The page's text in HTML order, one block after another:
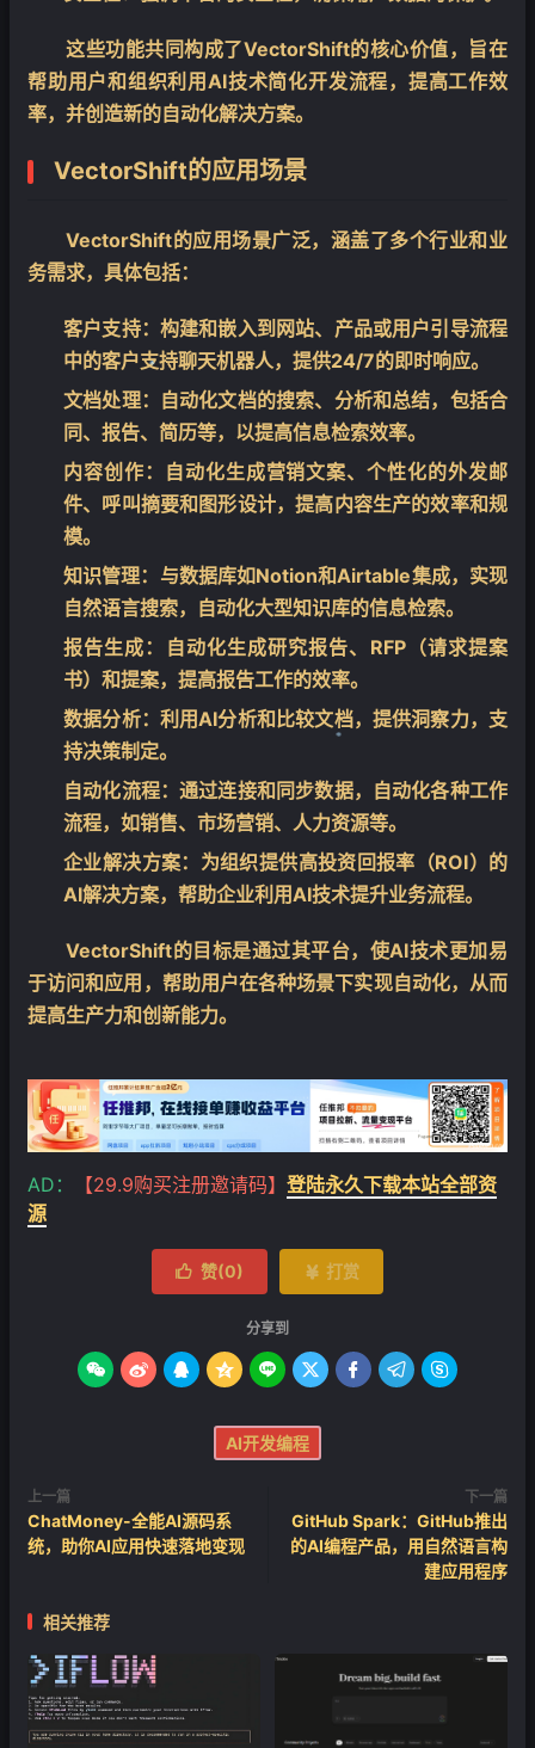
这些功能共同构成了VectorShift的核心价值，旨在
帮助用户和组织利用AI技术简化开发流程，提高工作效
率，并创造新的自动化解决方案。
VectorShift的应用场景
VectorShift的应用场景广泛，涵盖了多个行业和业
务需求，具体包括：
客户支持：构建和嵌入到网站、产品或用户引导流程
中的客户支持聊天机器人，提供24/7的即时响应。
文档处理：自动化文档的搜索、分析和总结，包括合
同、报告、简历等，以提高信息检索效率。
内容创作 ：自动化生成营销文案、个性化的外发邮
件、呼叫摘要和图形设计，提高内容生产的效率和规
模。
知识管理：与数据库如Notion和Airtable集成，实现
自然语言搜索，自动化大型知识库的信息检索。
报告生成 ：自动化生成研究报告、RFP（请求提案
书）和提案，提高报告工作的效率。
数据分析：利用AI分析和比较文档，提供洞察力，支
持决策制定。
自动化流程：通过连接和同步数据，自动化各种工作
流程，如销售、市场营销、人力资源等。
企业解决方案：为组织提供高投资回报率（ROI）的
AI解决方案，帮助企业利用AI技术提升业务流程。
VectorShift的目标是通过其平台，使AI技术更加易
于访问和应用，帮助用户在各种场景下实现自动化，从而
提高生产力和创新能力。
AD： 【29.9购买注册邀请码】 登陆永久下载本站全部资
源
 赞(0)  打赏
分享到
        
AI开发编程
上一篇
ChatMoney-全能AI源码系
统，助你AI应用快速落地变现
下一篇
GitHub Spark：GitHub推出
的AI编程产品，用自然语言构
建应用程序
相关推荐